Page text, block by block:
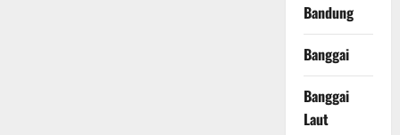
Bandung
Banggai
Banggai
Laut